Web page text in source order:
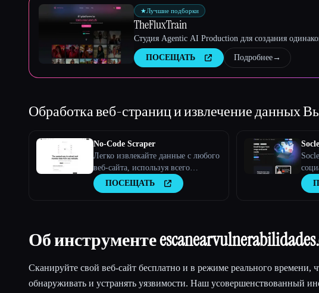
★Лучшие подборки
TheFluxTrain
Студия Agentic AI Production для создания
ПОСЕЩАТЬ Подробнее→
Обработка веб-страниц и извлечение данных
No-Code Scraper
Легко извлекайте данные с любого
веб-сайта, используя всего
несколько простых входных
данных.
ПОСЕЩАТЬ
Об инструменте
Сканируйте свой веб-сайт бесплатно и в режиме реального времени,
обнаруживать и устранять уязвимости. Наш усовершенствованный